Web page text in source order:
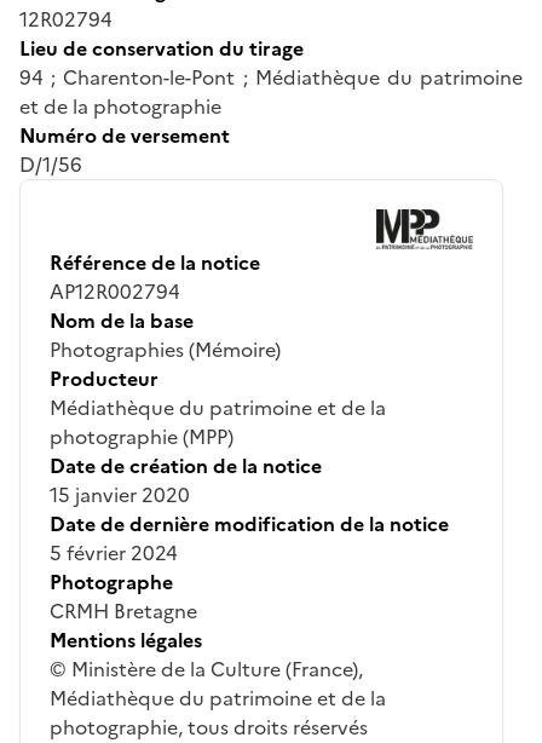
12R02794
Lieu de conservation du tirage
94 ; Charenton-le-Pont ; Médiathèque du patrimoine
et de la photographie
Numéro de versement
D/1/56
Référence de la notice
AP12R002794
Nom de la base
Photographies (Mémoire)
Producteur
Médiathèque du patrimoine et de la
photographie (MPP)
Date de création de la notice
15 janvier 2020
Date de dernière modification de la notice
5 février 2024
Photographe
CRMH Bretagne
Mentions légales
© Ministère de la Culture (France),
Médiathèque du patrimoine et de la
photographie, tous droits réservés